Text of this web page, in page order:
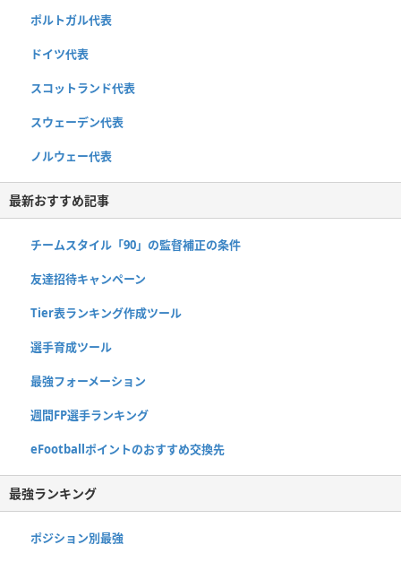
ポルトガル代表
ドイツ代表
スコットランド代表
スウェーデン代表
ノルウェー代表
最新おすすめ記事
チームスタイル「90」の監督補正の条件
友達招待キャンペーン
Tier表ランキング作成ツール
選手育成ツール
最強フォーメーション
週間FP選手ランキング
eFootballポイントのおすすめ交換先
最強ランキング
ポジション別最強